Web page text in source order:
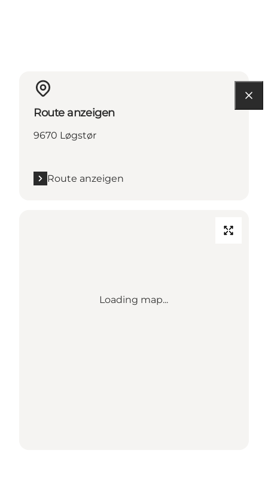
Route anzeigen
9670 Løgstør
Route anzeigen
Loading map...